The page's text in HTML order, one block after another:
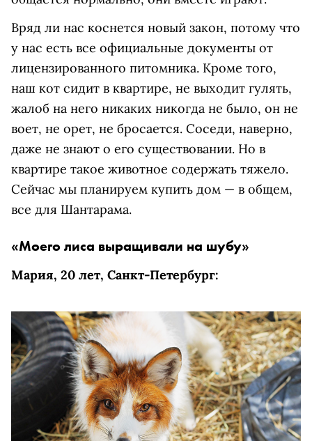
Вряд ли нас коснется новый закон, потому что
у нас есть все официальные документы от
лицензированного питомника. Кроме того,
наш кот сидит в квартире, не выходит гулять,
жалоб на него никаких никогда не было, он не
воет, не орет, не бросается. Соседи, наверно,
даже не знают о его существовании. Но в
квартире такое животное содержать тяжело.
Сейчас мы планируем купить дом — в общем,
все для Шантарама.
«Моего лиса выращивали на шубу»
Мария, 20 лет, Санкт-Петербург: